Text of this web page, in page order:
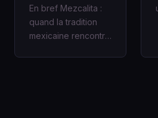
En bref Mezcalita :
quand la tradition
mexicaine rencontre